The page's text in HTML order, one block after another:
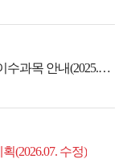
고려대학교 자연계열 모집단위별 권장이수과목 안내(2025.09.수정)
(2026.07. 수정)